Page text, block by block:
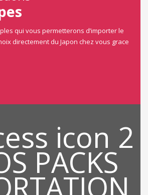
qui vous permetterons d’importer le
directement du Japon chez vous grace